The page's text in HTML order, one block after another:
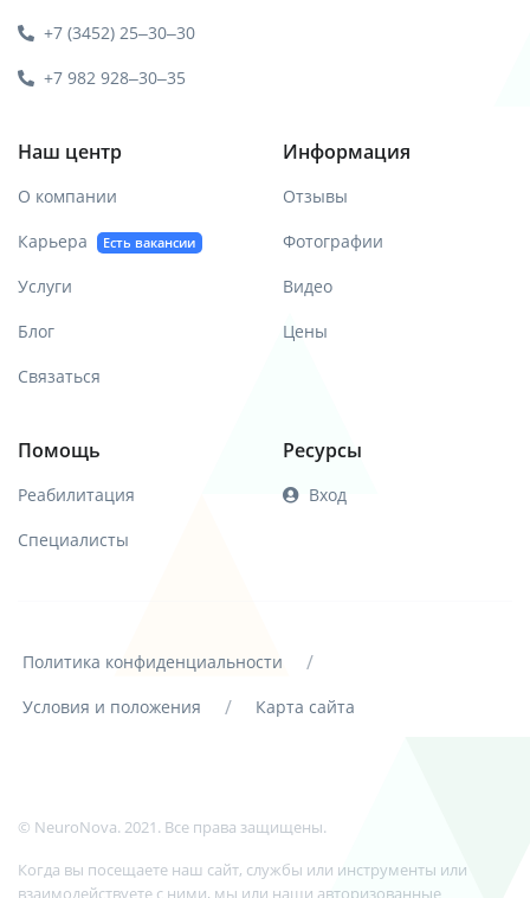
+7 (3452) 25‒30‒30
+7 982 928‒30‒35
Наш центр
О компании
Карьера
Есть вакансии
Услуги
Блог
Связаться
Информация
Отзывы
Фотографии
Видео
Цены
Помощь
Реабилитация
Специалисты
Ресурсы
Вход
Политика конфиденциальности /
Условия и положения / Карта сайта
© NeuroNova. 2021. Все права защищены.
Когда вы посещаете наш сайт, службы или инструменты или
взаимодействуете с ними, мы или наши авторизованные